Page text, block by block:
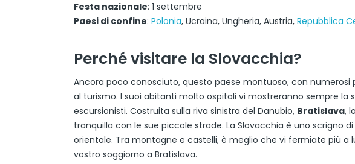
Festa nazionale: 1 settembre
Paesi di confine: Polonia, Ucraina, Ungheria, Austria, Repubblica
Perché visitare la Slovacchia?
Ancora poco conosciuto, questo paese montuoso, con numerosi
al turismo. I suoi abitanti molto ospitali vi mostreranno sempre la
escursionisti. Costruita sulla riva sinistra del Danubio, Bratislava,
tranquilla con le sue piccole strade. La Slovacchia è uno scrigno
orientale. Tra montagne e castelli, è meglio che vi fermiate più a
vostro soggiorno a Bratislava.